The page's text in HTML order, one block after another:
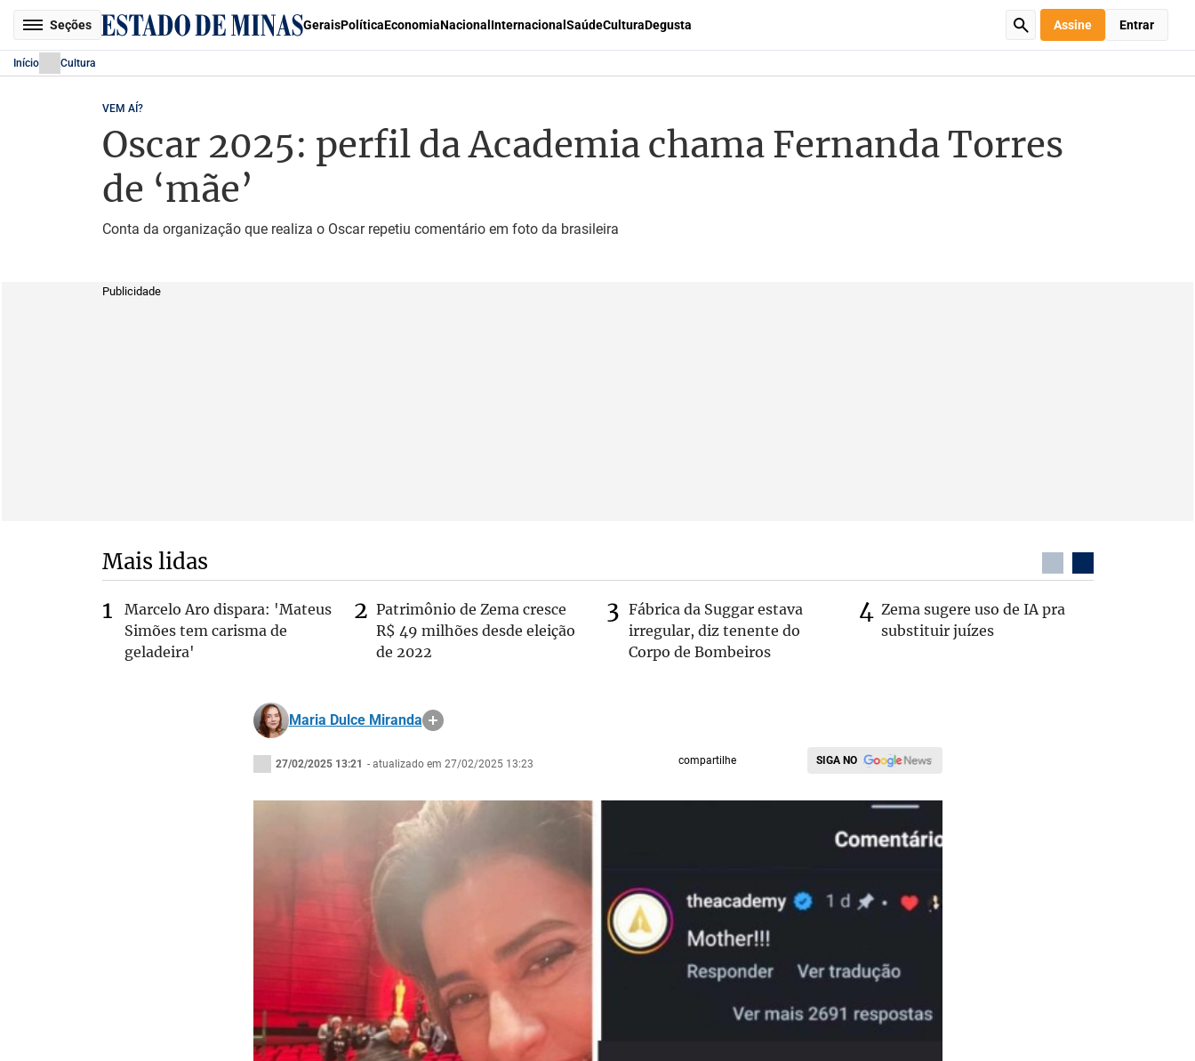
Seções GeraisPolíticaEconomiaNacional Internacional SaúdeCulturaDegusta Assine Entrar
Início Cultura
VEM AÍ?
Oscar 2025: perfil da Academia chama Fernanda Torres
de ‘mãe’
Conta da organização que realiza o Oscar repetiu comentário em foto da brasileira
Publicidade
Mais lidas
Marcelo Aro dispara: 'Mateus
Simões tem carisma de
geladeira'
Patrimônio de Zema cresce
R$ 49 milhões desde eleição
de 2022
Fábrica da Suggar estava
irregular, diz tenente do
Corpo de Bombeiros
Zema sugere uso de IA pra
substituir juízes
Maria Dulce Miranda
27/02/2025 13:21 - atualizado em 27/02/2025 13:23 compartilhe SIGA NO